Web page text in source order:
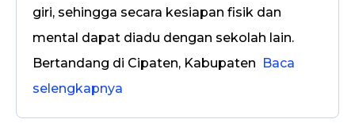
giri, sehingga secara kesiapan fisik dan
mental dapat diadu dengan sekolah lain.
Bertandang di Cipaten, Kabupaten Baca
selengkapnya